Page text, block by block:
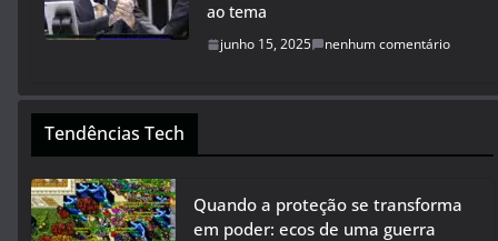
ao tema
junho 15, 2025 nenhum comentário
Tendências Tech
Quando a proteção se transforma
em poder: ecos de uma guerra